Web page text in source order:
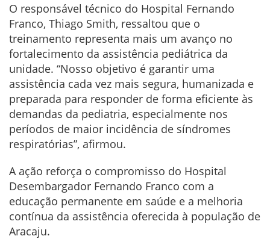
O responsável técnico do Hospital Fernando
Franco, Thiago Smith, ressaltou que o
treinamento representa mais um avanço no
fortalecimento da assistência pediátrica da
unidade. “Nosso objetivo é garantir uma
assistência cada vez mais segura, humanizada e
preparada para responder de forma eficiente às
demandas da pediatria, especialmente nos
períodos de maior incidência de síndromes
respiratórias”, afirmou.
A ação reforça o compromisso do Hospital
Desembargador Fernando Franco com a
educação permanente em saúde e a melhoria
contínua da assistência oferecida à população de
Aracaju.